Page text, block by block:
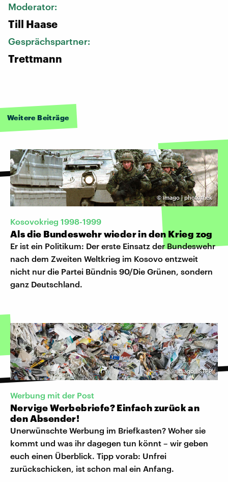
Moderator:
Till Haase
Gesprächspartner:
Trettmann
Weitere Beiträge
©imago | photothek
Kosovokrieg 1998-1999
Als die Bundeswehr wieder in den Krieg zog
Er ist ein Politikum: Der erste Einsatz der Bundeswehr
nach dem Zweiten Weltkrieg im Kosovo entzweit
nicht nur die Partei Bündnis 90/Die Grünen, sondern
ganz Deutschland.
©Imago | STPP
Werbung mit der Post
Nervige Werbebriefe? Einfach zurück an
den Absender!
Unerwünschte Werbung im Briefkasten? Woher sie
kommt und was ihr dagegen tun könnt – wir geben
euch einen Überblick. Tipp vorab: Unfrei
zurückschicken, ist schon mal ein Anfang.